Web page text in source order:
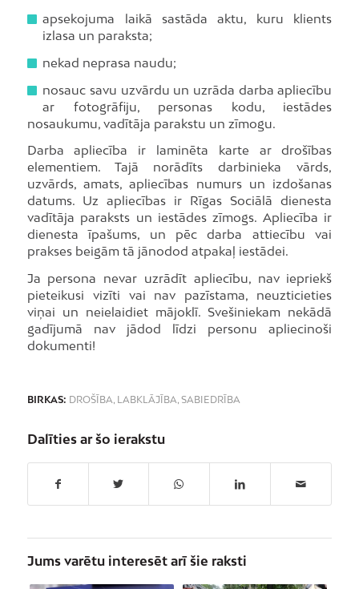
apsekojuma laikā sastāda aktu, kuru klients
izlasa un paraksta;
nekad neprasa naudu;
nosauc savu uzvārdu un uzrāda darba apliecību
ar fotogrāfiju, personas kodu, iestādes
nosaukumu, vadītāja parakstu un zīmogu.
Darba apliecība ir laminēta karte ar drošības
elementiem. Tajā norādīts darbinieka vārds,
uzvārds, amats, apliecības numurs un izdošanas
datums. Uz apliecības ir Rīgas Sociālā dienesta
vadītāja paraksts un iestādes zīmogs. Apliecība ir
dienesta īpašums, un pēc darba attiecību vai
prakses beigām tā jānodod atpakaļ iestādei.
Ja persona nevar uzrādīt apliecību, nav iepriekš
pieteikusi vizīti vai nav pazīstama, neuzticieties
viņai un neielaidiet mājoklī. Svešiniekam nekādā
gadījumā nav jādod līdzi personu apliecinoši
dokumenti!
BIRKAS: DROŠĪBA, LABKLĀJĪBA, SABIEDRĪBA
Dalīties ar šo ierakstu
Jums varētu interesēt arī šie raksti